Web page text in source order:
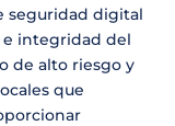
seguridad digital
e integridad del
de alto riesgo y
que